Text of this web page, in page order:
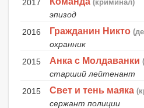
2017
(криминал)
эпизод
2016
Гражданин Никто
охранник
2015
Анка с Молдаванки
старший лейтенант
2015
Свет и тень маяка
сержант полиции